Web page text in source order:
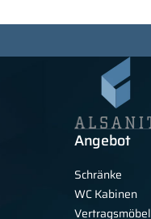
Angebot
Schränke
WC Kabinen
Vertragsmöbel